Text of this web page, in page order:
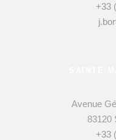
+33
Avenue
83120
+33